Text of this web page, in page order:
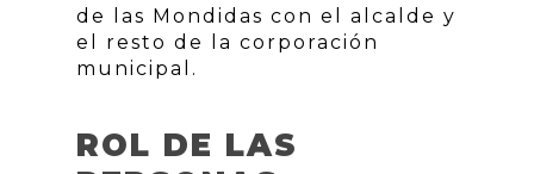
de las Mondidas con el alcalde y
el resto de la corporación
municipal.
ROL DE LAS